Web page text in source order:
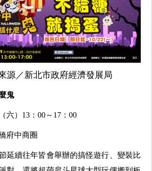
源／新北市政府經濟發展局
鬼
六）13：00～17：00
府中商圈
延續往年皆會舉辦的搞怪遊行、變裝比